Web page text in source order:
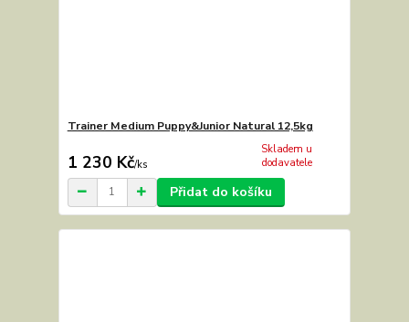
Trainer Medium Puppy&Junior Natural 12,5kg
1 230 Kč/ks
Skladem u
dodavatele
Přidat do košíku